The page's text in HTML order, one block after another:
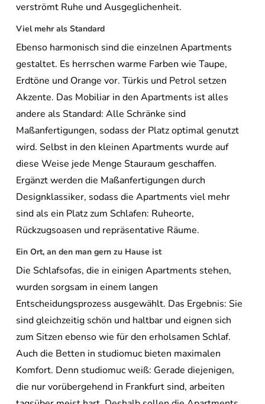
verströmt Ruhe und Ausgeglichenheit.
Viel mehr als Standard
Ebenso harmonisch sind die einzelnen Apartments
gestaltet. Es herrschen warme Farben wie Taupe,
Erdtöne und Orange vor. Türkis und Petrol setzen
Akzente. Das Mobiliar in den Apartments ist alles
andere als Standard: Alle Schränke sind
Maßanfertigungen, sodass der Platz optimal genutzt
wird. Selbst in den kleinen Apartments wurde auf
diese Weise jede Menge Stauraum geschaffen.
Ergänzt werden die Maßanfertigungen durch
Designklassiker, sodass die Apartments viel mehr
sind als ein Platz zum Schlafen: Ruheorte,
Rückzugsoasen und repräsentative Räume.
Ein Ort, an den man gern zu Hause ist
Die Schlafsofas, die in einigen Apartments stehen,
wurden sorgsam in einem langen
Entscheidungsprozess ausgewählt. Das Ergebnis: Sie
sind gleichzeitig schön und haltbar und eignen sich
zum Sitzen ebenso wie für den erholsamen Schlaf.
Auch die Betten in studiomuc bieten maximalen
Komfort. Denn studiomuc weiß: Gerade diejenigen,
die nur vorübergehend in Frankfurt sind, arbeiten